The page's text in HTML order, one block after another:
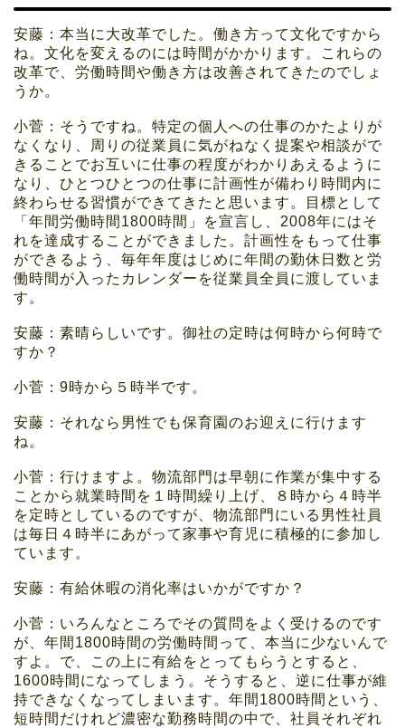
安藤：本当に大改革でした。働き方って文化ですから
ね。文化を変えるのには時間がかかります。これらの
改革で、労働時間や働き方は改善されてきたのでしょ
うか。
小菅：そうですね。特定の個人への仕事のかたよりが
なくなり、周りの従業員に気がねなく提案や相談がで
きることでお互いに仕事の程度がわかりあえるように
なり、ひとつひとつの仕事に計画性が備わり時間内に
終わらせる習慣ができてきたと思います。目標として
「年間労働時間1800時間」を宣言し、2008年にはそ
れを達成することができました。計画性をもって仕事
ができるよう、毎年年度はじめに年間の勤休日数と労
働時間が入ったカレンダーを従業員全員に渡していま
す。
安藤：素晴らしいです。御社の定時は何時から何時で
すか？
小菅：9時から５時半です。
安藤：それなら男性でも保育園のお迎えに行けます
ね。
小菅：行けますよ。物流部門は早朝に作業が集中する
ことから就業時間を１時間繰り上げ、８時から４時半
を定時としているのですが、物流部門にいる男性社員
は毎日４時半にあがって家事や育児に積極的に参加し
ています。
安藤：有給休暇の消化率はいかがですか？
小菅：いろんなところでその質問をよく受けるのです
が、年間1800時間の労働時間って、本当に少ないんで
すよ。で、この上に有給をとってもらうとすると、
1600時間になってしまう。そうすると、逆に仕事が維
持できなくなってしまいます。年間1800時間という、
短時間だけれど濃密な勤務時間の中で、社員それぞれ